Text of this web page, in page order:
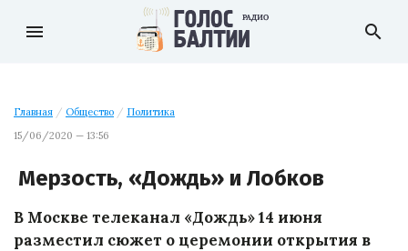
menu search
Главная / Общество / Политика
15/06/2020 — 13:56
Мерзость, «Дождь» и Лобков
В Москве телеканал «Дождь» 14 июня
разместил сюжет о церемонии открытия в